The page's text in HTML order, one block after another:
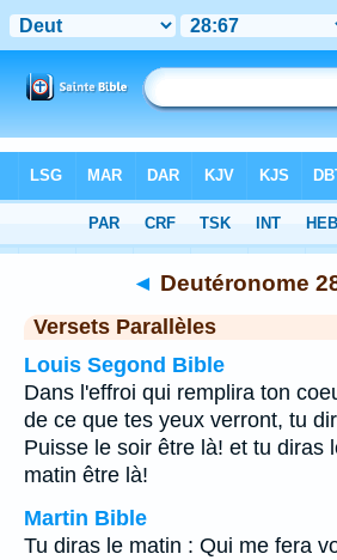
>Chapitre 28 > Verset 67
◄ Deutéronome
Versets Parallèles
Louis Segond Bible
Dans l'effroi qui remplira ton
de ce que tes yeux verront, tu
Puisse le soir être là! et tu diras
matin être là!
Martin Bible
Tu diras le matin : Qui me fera